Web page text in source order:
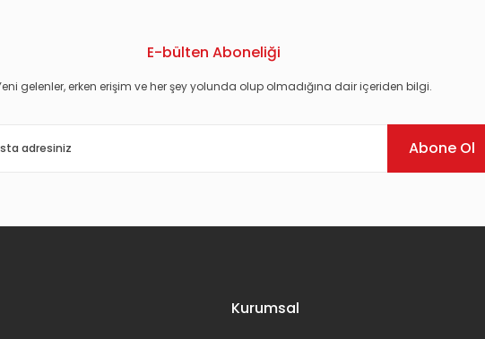
E-bülten Aboneliği
gelenler, erken erişim ve her şey yolunda olup olmadığına dair içeriden bilgi.
Abone Ol
Kurumsal